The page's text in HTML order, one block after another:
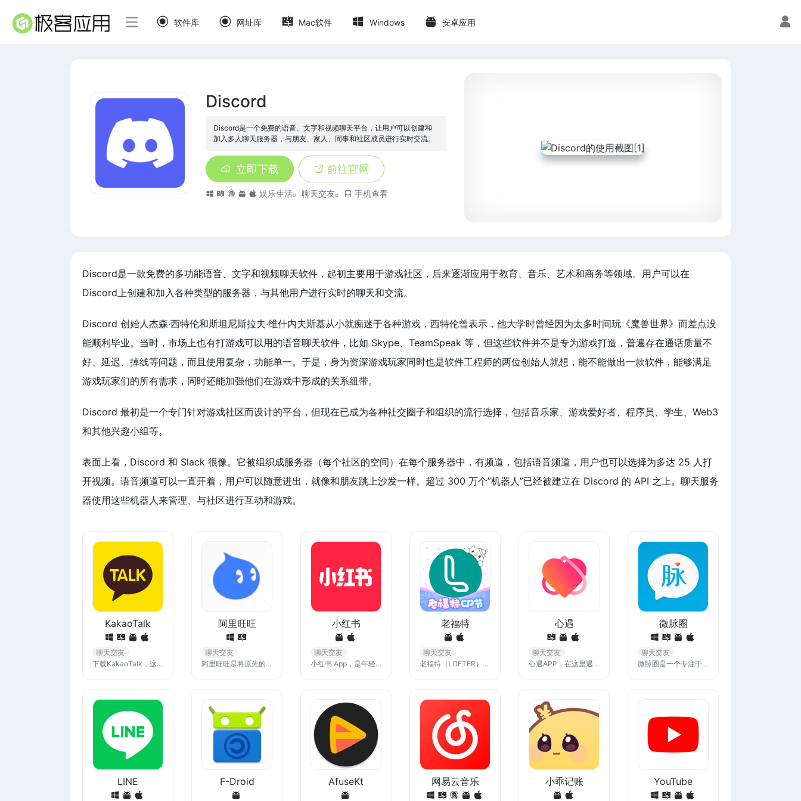
软件库 网址库 Mac软件 Windows 安卓应用
Discord
Discord是一个免费的语音、文字和视频聊天平台，让用户可以创建和
加入多人聊天服务器，与朋友、家人、同事和社区成员进行实时交流。
立即下载 前往官网
娱乐生活 聊天交友 手机查看
Discord是一款免费的多功能语音、文字和视频聊天软件，起初主要用于游戏社区，后来逐渐应用于教育、音乐、艺术和商务等领域。用户可以在
Discord上创建和加入各种类型的服务器，与其他用户进行实时的聊天和交流。
Discord 创始人杰森·西特伦和斯坦尼斯拉夫·维什内夫斯基从小就痴迷于各种游戏，西特伦曾表示，他大学时曾经因为太多时间玩《魔兽世界》而差点没
能顺利毕业。当时，市场上也有打游戏可以用的语音聊天软件，比如 Skype、TeamSpeak 等，但这些软件并不是专为游戏打造，普遍存在通话质量不
好、延迟、掉线等问题，而且使用复杂，功能单一。于是，身为资深游戏玩家同时也是软件工程师的两位创始人就想，能不能做出一款软件，能够满足
游戏玩家们的所有需求，同时还能加强他们在游戏中形成的关系纽带。
Discord 最初是一个专门针对游戏社区而设计的平台，但现在已成为各种社交圈子和组织的流行选择，包括音乐家、游戏爱好者、程序员、学生、Web3
和其他兴趣小组等。
表面上看，Discord 和 Slack 很像。它被组织成服务器（每个社区的空间）在每个服务器中，有频道，包括语音频道，用户也可以选择为多达 25 人打
开视频。语音频道可以一直开着，用户可以随意进出，就像和朋友跳上沙发一样。超过 300 万个”机器人”已经被建立在 Discord 的 API 之上。聊天服务
器使用这些机器人来管理、与社区进行互动和游戏。
KakaoTalk
聊天交友
下载KakaoTalk，这是一家领先的通讯工具，它梦想创建一个通用通信协议，随时随地免费实时连接人们、世界等
阿里旺旺
聊天交友
阿里旺旺是将原先的淘宝旺旺与阿里巴巴贸易通整合在一起的一个新品牌。它是淘宝和阿里巴巴为商人量身定做的免费网上商务沟通软件/聊天工具
小红书
聊天交友
小红书 App，是年轻人的生活方式平台，每月有超过3亿人在这里分享生活经验，发现真实、美好、多元的世界，找到想要的生活 。
老福特
聊天交友
老福特（LOFTER）是网易旗下的一个泛兴趣社区，被很多小伙伴亲切称呼为"老福特"。拥有游戏、二次元、摄影、影视、娱乐、绘画、旅行、设计、文学、时尚、生活等多个兴趣领域
心遇
聊天交友
心遇APP，在这里遇见你的心动。快速发现同城/附近用户，智能推荐助你找到有缘人；24小时为你展示当前在线的TA，从此与寂寞说再见；尽享多重聊天方式，文字图片任你选
微脉圈
聊天交友
微脉圈是一个专注于提供高质量社交体验的平台，它通过构建紧密的社交圈子，帮助用户在微信这个庞大的社交网络中找到属于自己的一席之地，分享和获取有价值的内容。
LINE F-Droid AfuseKt 网易云音乐 小乖记账 YouTube